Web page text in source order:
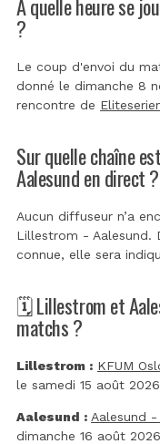
?
Le coup d'envoi du
donné le dimanche 8
rencontre de
Sur quelle chaîne
Aalesund en direct ?
Aucun diffuseur n’a
Lillestrom - Aalesund.
connue, elle sera
🗓️ Lillestrom et
matchs ?
Lillestrom : KFUM
le samedi 15 août
Aalesund : Aalesund -
dimanche 16 août